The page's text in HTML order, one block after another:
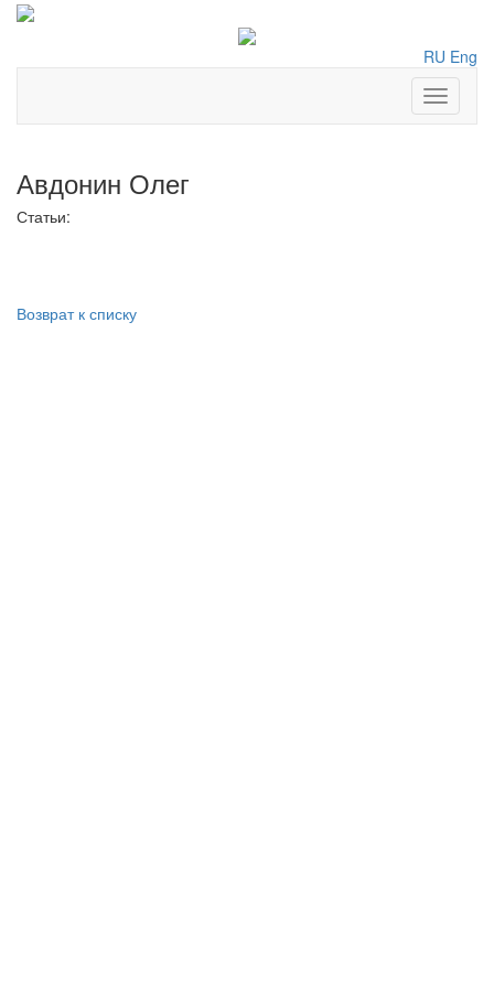
RU Eng
Toggle
Авдонин Олег
Статьи:
Возврат к списку